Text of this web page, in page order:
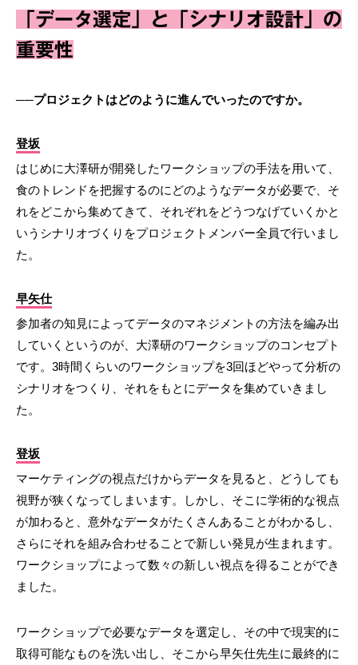
「データ選定」と「シナリオ設計」の
重要性
──プロジェクトはどのように進んでいったのですか。
登坂
はじめに大澤研が開発したワークショップの手法を用いて、
食のトレンドを把握するのにどのようなデータが必要で、そ
れをどこから集めてきて、それぞれをどうつなげていくかと
いうシナリオづくりをプロジェクトメンバー全員で行いまし
た。
早矢仕
参加者の知見によってデータのマネジメントの方法を編み出
していくというのが、大澤研のワークショップのコンセプト
です。3時間くらいのワークショップを3回ほどやって分析の
シナリオをつくり、それをもとにデータを集めていきまし
た。
登坂
マーケティングの視点だけからデータを見ると、どうしても
視野が狭くなってしまいます。しかし、そこに学術的な視点
が加わると、意外なデータがたくさんあることがわかるし、
さらにそれを組み合わせることで新しい発見が生まれます。
ワークショップによって数々の新しい視点を得ることができ
ました。
ワークショップで必要なデータを選定し、その中で現実的に
取得可能なものを洗い出し、そこから早矢仕先生に最終的に